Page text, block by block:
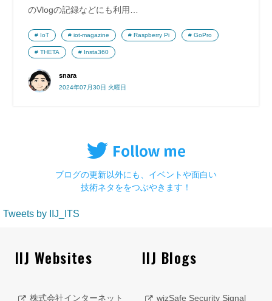
のVlogの記録などにも利用…
snara
2024年07月30日 火曜日
IoT iot-magazine Raspberry Pi GoPro
THETA Insta360
ブログの更新以外にも、イベントや面白い
技術ネタををつぶやきます！
Tweets by IIJ_ITS
IIJ Websites
株式会社インターネット
IIJ Blogs
wizSafe Security Signal